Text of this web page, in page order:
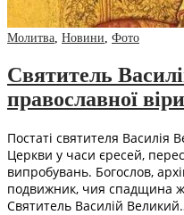
Молитва Новини Фото
Святитель
православної
Постаті святителя Василія
Церкви у часи єресей,
випробувань. Богослов,
подвижник, чия спадщина
Святитель Василій